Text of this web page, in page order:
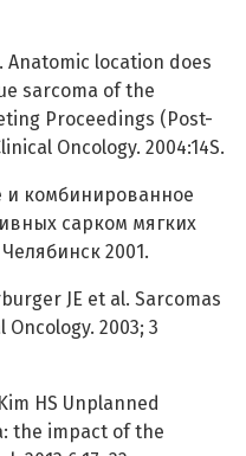
Anatomic location does
sarcoma of the
Proceedings (Post-
Oncology. 2004:14S.
и комбинированное
сарком мягких
2001.
JE et al. Sarcomas
2003; 3
HS Unplanned
the impact of the